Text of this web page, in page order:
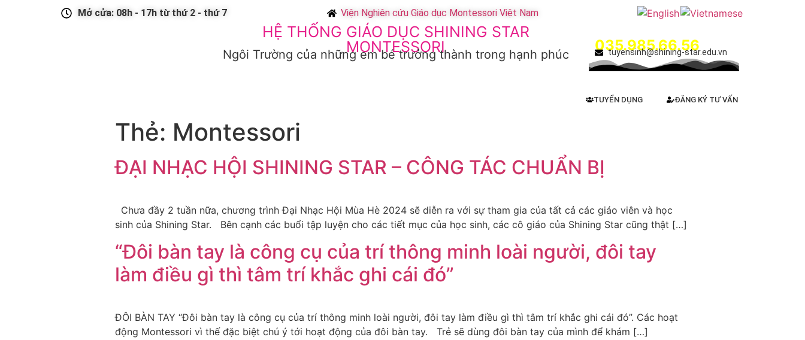
Mở cửa: 08h - 17h từ thứ 2 - thứ 7 Viện Nghiên cứu Giáo dục Montessori Việt Nam
HỆ THỐNG GIÁO DỤC SHINING STAR
MONTESSORI
Ngôi Trường của những em bé trưởng thành trong hạnh phúc
035.985.66.56
tuyensinh@shining-star.edu.vn
ĐĂNG KÝ TƯ VẤN
TUYỂN DỤNG
Thẻ: Montessori
ĐẠI NHẠC HỘI SHINING STAR – CÔNG TÁC CHUẨN BỊ
Chưa đầy 2 tuần nữa, chương trình Đại Nhạc Hội Mùa Hè 2024 sẽ diễn ra với sự tham gia của tất cả các giáo viên và học
sinh của Shining Star. Bên cạnh các buổi tập luyện cho các tiết mục của học sinh, các cô giáo của Shining Star cũng thật […]
“Đôi bàn tay là công cụ của trí thông minh loài người, đôi tay
làm điều gì thì tâm trí khắc ghi cái đó”
ĐÔI BÀN TAY “Đôi bàn tay là công cụ của trí thông minh loài người, đôi tay làm điều gì thì tâm trí khắc ghi cái đó”. Các hoạt
động Montessori vì thế đặc biệt chú ý tới hoạt động của đôi bàn tay. Trẻ sẽ dùng đôi bàn tay của mình để khám […]